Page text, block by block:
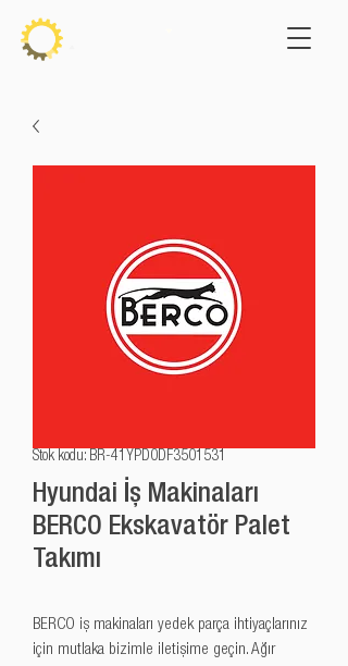
Stok kodu: BR-41YPD0DF3501531
Hyundai İş Makinaları
BERCO Ekskavatör Palet
Takımı
BERCO iş makinaları yedek parça ihtiyaçlarınız
için mutlaka bizimle iletişime geçin. Ağır